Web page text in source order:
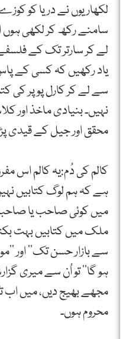
لکھاریوں نے دریا کو
سامنے رکھ کر لکھی ہوں
لے کر سارتر تک کے
یاد رکھیں کہ کسی کے
سے لے کر کارل پوپر کی
نہیں۔ بنیادی ماخذ اور
محقق اور جیل کے قیدی
کالم کی دُم:یہ کالم اس
ہے کہ ہم لوگ کتابیں
میں کوئی صاحب یا
ملک میں کتابیں بہت
سے بازار حسن تک‘‘ اور
ہو گا‘‘ تو اُن سے میری
مجھے بھیج دیں، میں
محروم ہوں۔